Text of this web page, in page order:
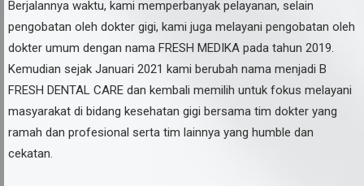
Berjalannya waktu, kami memperbanyak pelayanan, selain
pengobatan oleh dokter gigi, kami juga melayani pengobatan oleh
dokter umum dengan nama FRESH MEDIKA pada tahun 2019.
Kemudian sejak Januari 2021 kami berubah nama menjadi B
FRESH DENTAL CARE dan kembali memilih untuk fokus melayani
masyarakat di bidang kesehatan gigi bersama tim dokter yang
ramah dan profesional serta tim lainnya yang humble dan
cekatan.